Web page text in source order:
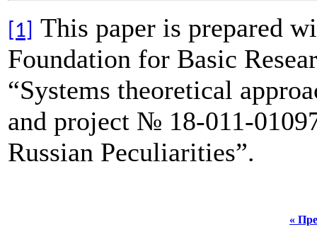
[1]
This paper is prepared
Foundation for Basic
“Systems theoretical
and project № 18-011-
Russian Peculiarities”.
«